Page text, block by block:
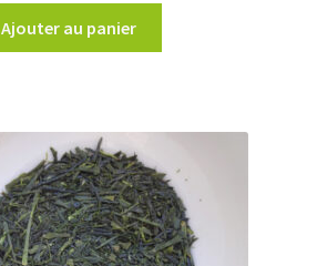
Ajouter au panier